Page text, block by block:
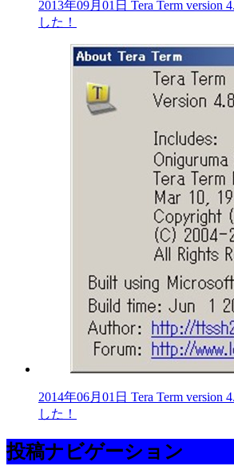
2013年09月01日 Tera Term version
した！
2014年06月01日 Tera Term version
した！
投稿ナビゲーション